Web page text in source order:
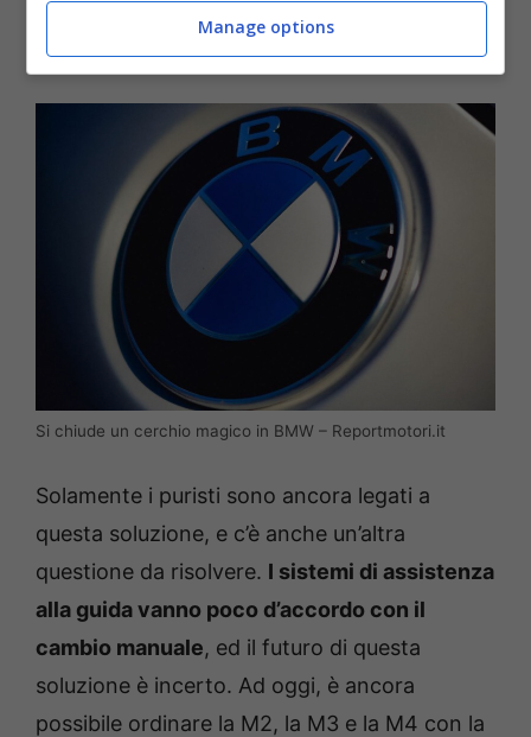
cambio manuale è sempre meno richiesto
dalla clientela.
Si chiude un cerchio magico in BMW – Reportmotori.it
Solamente i puristi sono ancora legati a
questa soluzione, e c’è anche un’altra
questione da risolvere. I sistemi di assistenza
alla guida vanno poco d’accordo con il
cambio manuale, ed il futuro di questa
soluzione è incerto. Ad oggi, è ancora
possibile ordinare la M2, la M3 e la M4 con la
Manage options